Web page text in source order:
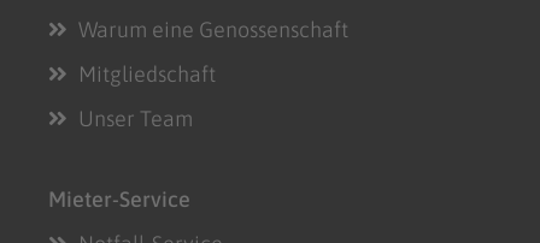
Warum eine Genossenschaft
Mitgliedschaft
Unser Team
Mieter-Service